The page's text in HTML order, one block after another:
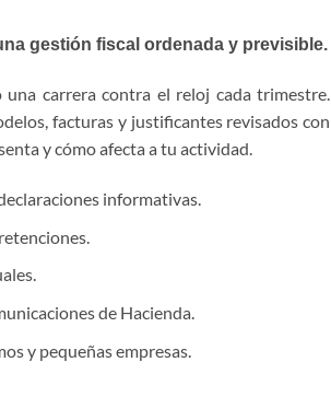
gestión fiscal ordenada y previsible.
una carrera contra el reloj cada trimestre.
facturas y justificantes revisados con
y cómo afecta a tu actividad.
informativas.
de Hacienda.
y pequeñas empresas.